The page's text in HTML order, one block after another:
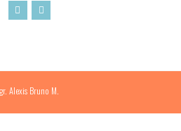
Alexis Bruno M.